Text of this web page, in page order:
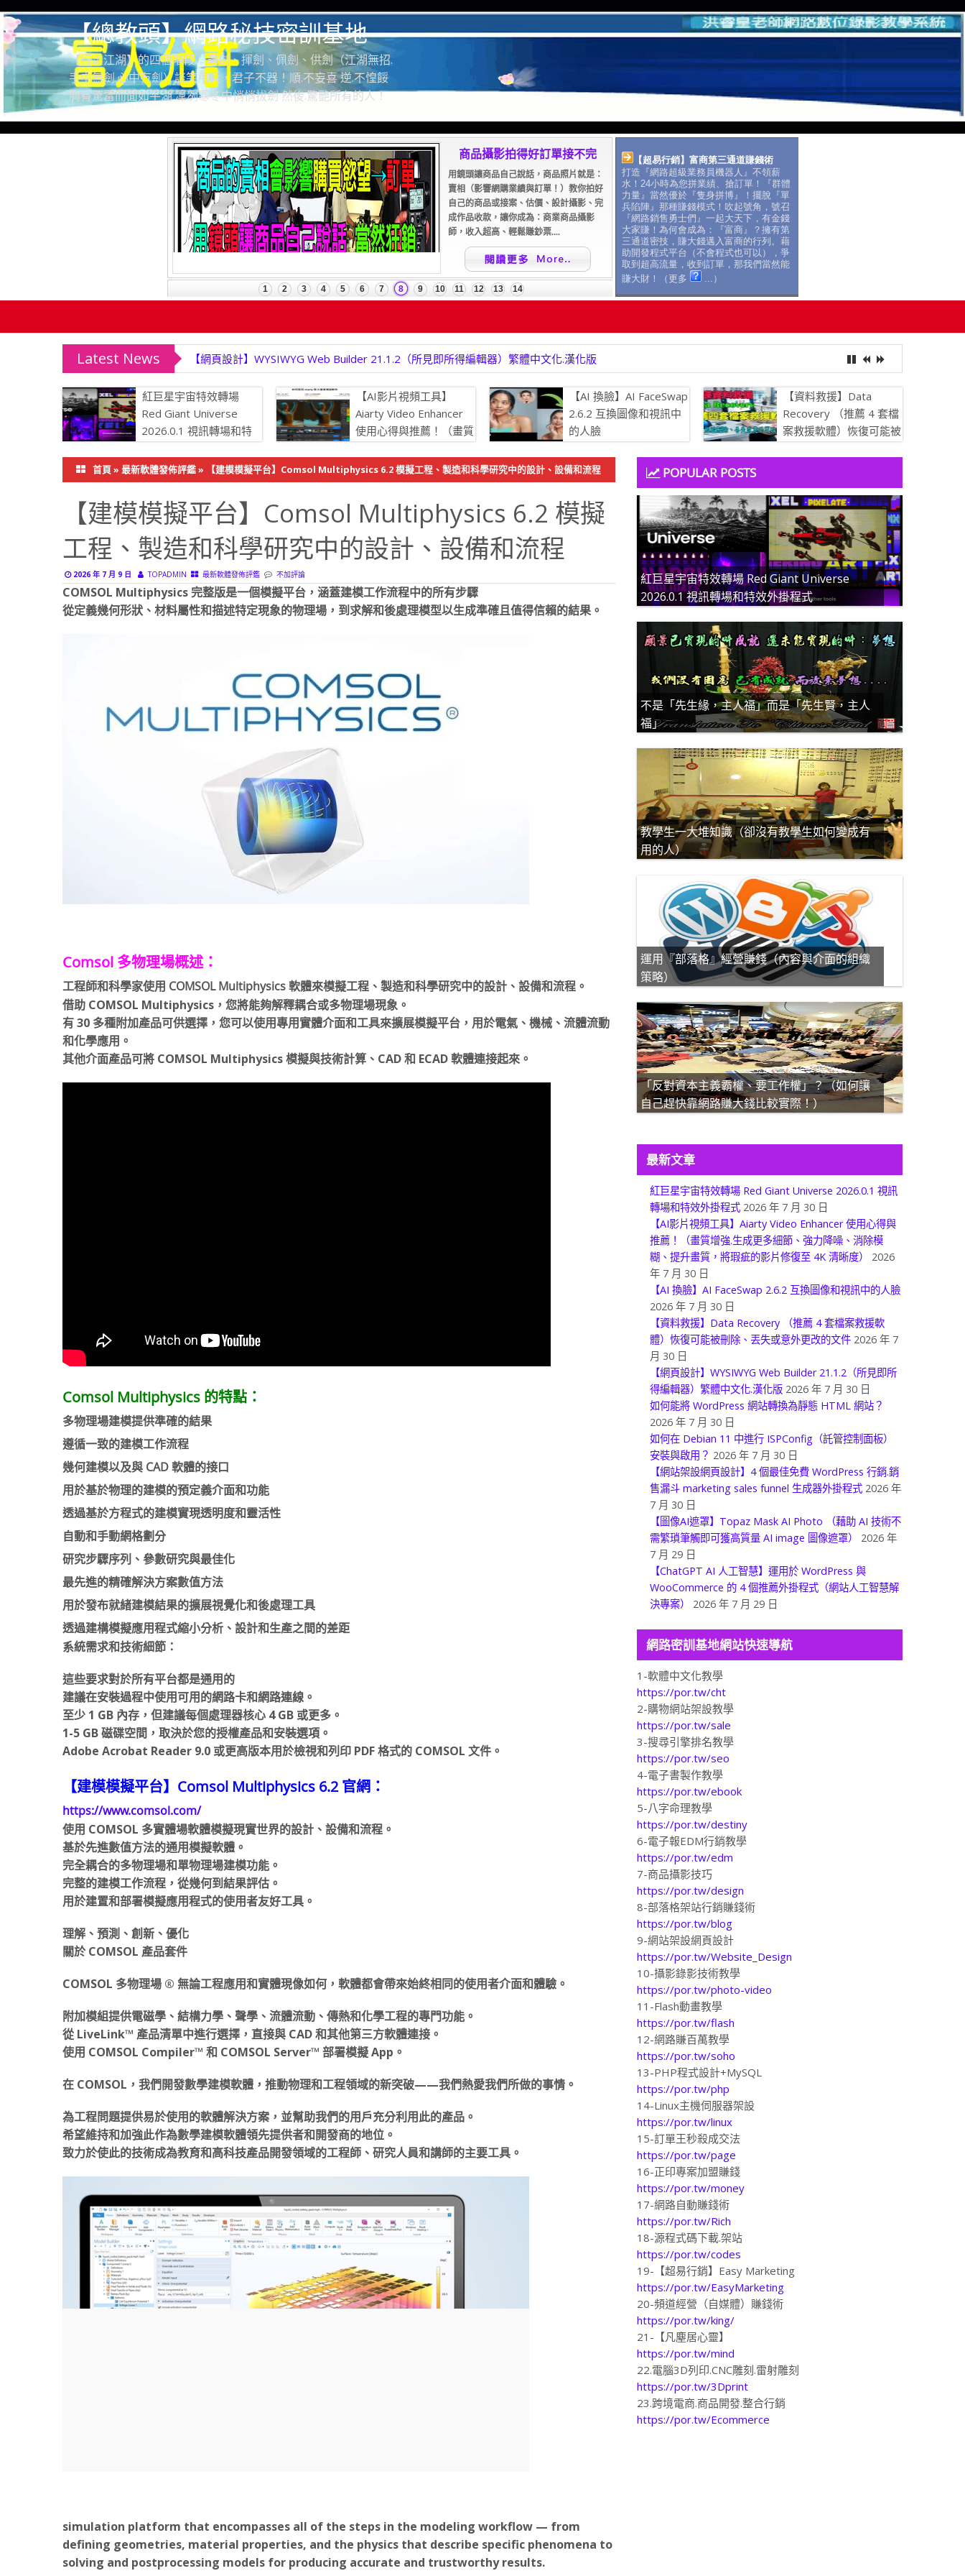
【總教頭】網路秘技密訓基地
【行走江湖】的四個階段：尋劍、揮劍、佩劍、供劍（江湖無招.
手中無劍.心中有劍）談笑用兵，君子不器！順.不妄喜 逆.不惶餒
胸有驚雷而面如平湖 凜冽寒冬中悄悄拔劍 然後.驚艷所有的人！
Latest News 【網頁設計】WYSIWYG Web Builder 21.1.2（所見即所得編輯器）繁體中文化.漢化版
紅巨星宇宙特效轉場
Red Giant Universe
2026.0.1 視訊轉場和特
【AI影片視頻工具】
Aiarty Video Enhancer
使用心得與推薦！（畫質
力降噪、消除模糊、提升畫質，將瑕疵的
影片修復至 4K 清晰度）
【AI 換臉】AI FaceSwap
2.6.2 互換圖像和視訊中
的人臉
【資料救援】Data
Recovery （推薦 4 套檔
案救援軟體）恢復可能被
文件
首頁» 最新軟體發佈評鑑» 【建模模擬平台】Comsol Multiphysics 6.2 模擬工程、製造和科學研究中的設計、設備和流程
【建模模擬平台】Comsol Multiphysics 6.2 模擬
工程、製造和科學研究中的設計、設備和流程
2026 年 7 月 9 日 TOPADMIN 最新軟體發佈評鑑 不加評論
COMSOL Multiphysics 完整版是一個模擬平台，涵蓋建模工作流程中的所有步驟
從定義幾何形狀、材料屬性和描述特定現象的物理場，到求解和後處理模型以生成準確且值得信賴的結果。
Comsol 多物理場概述：
工程師和科學家使用 COMSOL Multiphysics 軟體來模擬工程、製造和科學研究中的設計、設備和流程。
借助 COMSOL Multiphysics，您將能夠解釋耦合或多物理場現象。
有 30 多種附加產品可供選擇，您可以使用專用實體介面和工具來擴展模擬平台，用於電氣、機械、流體流動
和化學應用。
其他介面產品可將 COMSOL Multiphysics 模擬與技術計算、CAD 和 ECAD 軟體連接起來。
Comsol Multiphysics 的特點：
多物理場建模提供準確的結果
遵循一致的建模工作流程
幾何建模以及與 CAD 軟體的接口
用於基於物理的建模的預定義介面和功能
透過基於方程式的建模實現透明度和靈活性
自動和手動網格劃分
研究步驟序列、參數研究與最佳化
最先進的精確解決方案數值方法
用於發布就緒建模結果的擴展視覺化和後處理工具
透過建構模擬應用程式縮小分析、設計和生產之間的差距
系統需求和技術細節：
這些要求對於所有平台都是通用的
建議在安裝過程中使用可用的網路卡和網路連線。
至少 1 GB 內存，但建議每個處理器核心 4 GB 或更多。
1-5 GB 磁碟空間，取決於您的授權產品和安裝選項。
Adobe Acrobat Reader 9.0 或更高版本用於檢視和列印 PDF 格式的 COMSOL 文件。
【建模模擬平台】Comsol Multiphysics 6.2 官網：
https://www.comsol.com/
使用 COMSOL 多實體場軟體模擬現實世界的設計、設備和流程。
基於先進數值方法的通用模擬軟體。
完全耦合的多物理場和單物理場建模功能。
完整的建模工作流程，從幾何到結果評估。
用於建置和部署模擬應用程式的使用者友好工具。
理解、預測、創新、優化
關於 COMSOL 產品套件
COMSOL 多物理場 ® 無論工程應用和實體現像如何，軟體都會帶來始終相同的使用者介面和體驗。
附加模組提供電磁學、結構力學、聲學、流體流動、傳熱和化學工程的專門功能。
從 LiveLink™ 產品清單中進行選擇，直接與 CAD 和其他第三方軟體連接。
使用 COMSOL Compiler™ 和 COMSOL Server™ 部署模擬 App。
在 COMSOL，我們開發數學建模軟體，推動物理和工程領域的新突破——我們熱愛我們所做的事情。
為工程問題提供易於使用的軟體解決方案，並幫助我們的用戶充分利用此的產品。
希望維持和加強此作為數學建模軟體領先提供者和開發商的地位。
致力於使此的技術成為教育和高科技產品開發領域的工程師、研究人員和講師的主要工具。
simulation platform that encompasses all of the steps in the modeling workflow — from
defining geometries, material properties, and the physics that describe specific phenomena to
solving and postprocessing models for producing accurate and trustworthy results.
POPULAR POSTS
紅巨星宇宙特效轉場 Red Giant Universe
2026.0.1 視訊轉場和特效外掛程式
不是「先生緣，主人福」而是「先生賢，主人
福」
教學生一大堆知識（卻沒有教學生如何變成有
用的人）
運用『部落格』經營賺錢（內容與介面的組織
策略）
「反對資本主義霸權、要工作權」？（如何讓
自己趕快靠網路賺大錢比較實際！）
最新文章
紅巨星宇宙特效轉場 Red Giant Universe 2026.0.1 視訊
轉場和特效外掛程式 2026 年 7 月 30 日
【AI影片視頻工具】Aiarty Video Enhancer 使用心得與
推薦！（畫質增強.生成更多細節、強力降噪、消除模
糊、提升畫質，將瑕疵的影片修復至 4K 清晰度）
2026
年 7 月 30 日
【AI 換臉】AI FaceSwap 2.6.2 互換圖像和視訊中的人臉
2026 年 7 月 30 日
【資料救援】Data Recovery （推薦 4 套檔案救援軟
體）恢復可能被刪除、丟失或意外更改的文件 2026 年 7
月 30 日
【網頁設計】WYSIWYG Web Builder 21.1.2（所見即所
得編輯器）繁體中文化.漢化版 2026 年 7 月 30 日
如何能將 WordPress 網站轉換為靜態 HTML 網站？
2026 年 7 月 30 日
如何在 Debian 11 中進行 ISPConfig（託管控制面板）
安裝與啟用？ 2026 年 7 月 30 日
【網站架設網頁設計】4 個最佳免費 WordPress 行銷.銷
售漏斗 marketing sales funnel 生成器外掛程式 2026 年
7 月 30 日
【圖像AI遮罩】Topaz Mask AI Photo （藉助 AI 技術不
需繁瑣筆觸即可獲高質量 AI image 圖像遮罩）
2026 年
7 月 29 日
【ChatGPT AI 人工智慧】運用於 WordPress 與
WooCommerce 的 4 個推薦外掛程式（網站人工智慧解
決專案）
2026 年 7 月 29 日
網路密訓基地網站快速導航
1-軟體中文化教學
https://por.tw/cht
2-購物網站架設教學
https://por.tw/sale
3-搜尋引擎排名教學
https://por.tw/seo
4-電子書製作教學
https://por.tw/ebook
5-八字命理教學
https://por.tw/destiny
6-電子報EDM行銷教學
https://por.tw/edm
7-商品攝影技巧
https://por.tw/design
8-部落格架站行銷賺錢術
https://por.tw/blog
9-網站架設網頁設計
https://por.tw/Website_Design
10-攝影錄影技術教學
https://por.tw/photo-video
11-Flash動畫教學
https://por.tw/flash
12-網路賺百萬教學
https://por.tw/soho
13-PHP程式設計+MySQL
https://por.tw/php
14-Linux主機伺服器架設
https://por.tw/linux
15-訂單王秒殺成交法
https://por.tw/page
16-正印專案加盟賺錢
https://por.tw/money
17-網路自動賺錢術
https://por.tw/Rich
18-源程式碼下載.架站
https://por.tw/codes
19-【超易行銷】Easy Marketing
https://por.tw/EasyMarketing
20-頻道經營（自媒體）賺錢術
https://por.tw/king/
21-【凡塵居心靈】
https://por.tw/mind
22.電腦3D列印.CNC雕刻.雷射雕刻
https://por.tw/3Dprint
23.跨境電商.商品開發.整合行銷
https://por.tw/Ecommerce